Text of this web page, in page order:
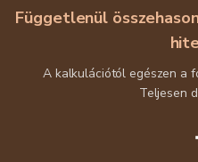
Függetlenül
A kalkulációtól egészen a
Teljesen